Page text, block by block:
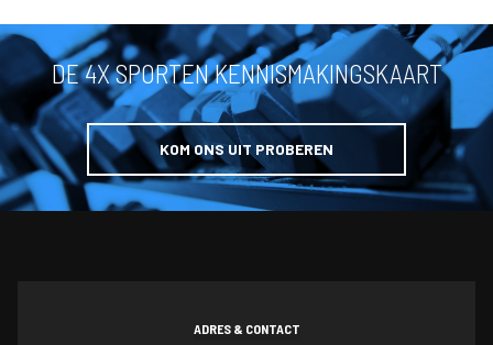
DE 4X SPORTEN KENNISMAKINGSKAART
KOM ONS UIT PROBEREN
ADRES & CONTACT